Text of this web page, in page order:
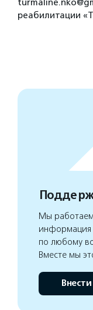
реабилитации
Мы
информация
по любому
Вместе мы